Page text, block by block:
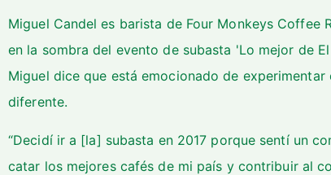
Miguel Candel es barista de Four Monkeys Coffee
en la sombra del evento de subasta 'Lo mejor de
Miguel dice que está emocionado de
diferente.
“Decidí ir a [la] subasta en 2017 porque sentí un
catar los mejores cafés de mi país y contribuir al